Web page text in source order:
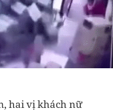
hai vị khách nữ